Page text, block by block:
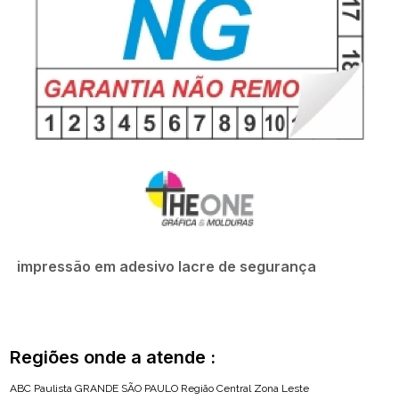
impressão em adesivo lacre de segurança
Regiões onde a atende :
ABC Paulista GRANDE SÃO PAULO Região Central Zona Leste